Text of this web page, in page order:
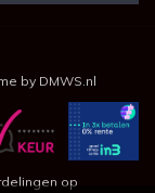
by DMWS.nl
op